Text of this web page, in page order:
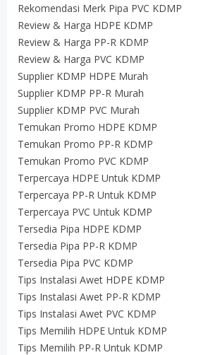
Rekomendasi Merk Pipa PVC KDMP
Review & Harga HDPE KDMP
Review & Harga PP-R KDMP
Review & Harga PVC KDMP
Supplier KDMP HDPE Murah
Supplier KDMP PP-R Murah
Supplier KDMP PVC Murah
Temukan Promo HDPE KDMP
Temukan Promo PP-R KDMP
Temukan Promo PVC KDMP
Terpercaya HDPE Untuk KDMP
Terpercaya PP-R Untuk KDMP
Terpercaya PVC Untuk KDMP
Tersedia Pipa HDPE KDMP
Tersedia Pipa PP-R KDMP
Tersedia Pipa PVC KDMP
Tips Instalasi Awet HDPE KDMP
Tips Instalasi Awet PP-R KDMP
Tips Instalasi Awet PVC KDMP
Tips Memilih HDPE Untuk KDMP
Tips Memilih PP-R Untuk KDMP